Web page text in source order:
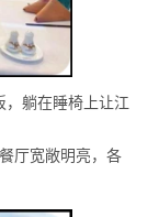
，躺在睡椅上让江
厅宽敞明亮，各